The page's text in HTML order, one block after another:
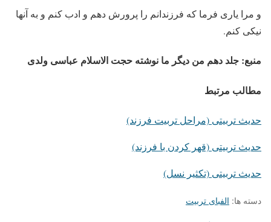
و مرا یاری فرما که فرزندانم را پرورش دهم و ادب کنم و به آنها
نیکی کنم.
منبع: جلد دهم من دیگر ما نوشته حجت الاسلام عباسی ولدی
مطالب مرتبط
حدیث تربیتی (مراحل تربیت فرزند)
حدیث تربیتی (قهر کردن با فرزند)
حدیث تربیتی (تکثیر نسل)
دسته ها: الفبای تربیت